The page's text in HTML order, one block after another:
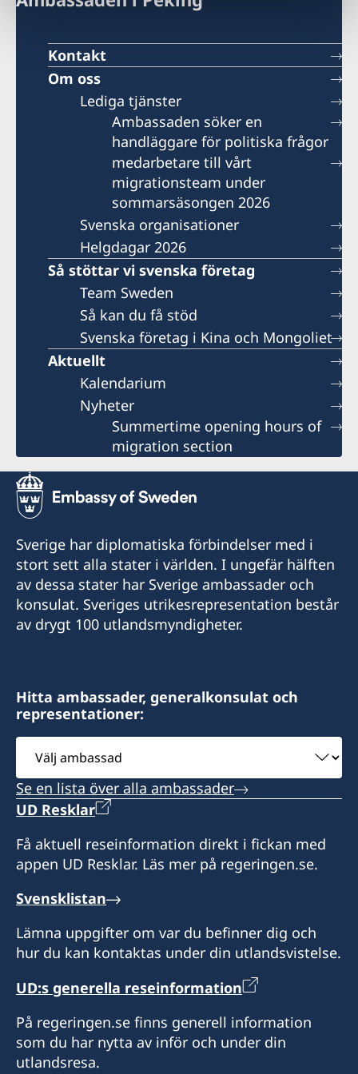
Kontakt
Om oss
Lediga tjänster
Ambassaden söker en
handläggare för politiska frågor
medarbetare till vårt
migrationsteam under
sommarsäsongen 2026
Svenska organisationer
Helgdagar 2026
Så stöttar vi svenska företag
Team Sweden
Så kan du få stöd
Svenska företag i Kina och Mongoliet
Aktuellt
Kalendarium
Nyheter
Summertime opening hours of
migration section
Sverige har diplomatiska förbindelser med i
stort sett alla stater i världen. I ungefär hälften
av dessa stater har Sverige ambassader och
konsulat. Sveriges utrikesrepresentation består
av drygt 100 utlandsmyndigheter.
Hitta ambassader, generalkonsulat och
representationer:
Välj
ambassad
Se en lista över alla ambassader
UD Resklar
Få aktuell reseinformation direkt i fickan med
appen UD Resklar. Läs mer på regeringen.se.
Svensklistan
Lämna uppgifter om var du befinner dig och
hur du kan kontaktas under din utlandsvistelse.
UD:s generella reseinformation
På regeringen.se finns generell information
som du har nytta av inför och under din
utlandsresa.